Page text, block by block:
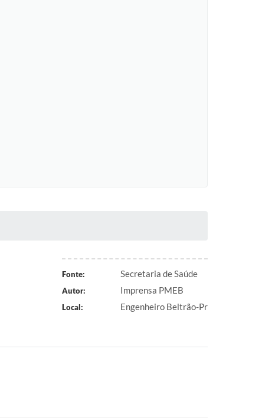
Fonte: Secretaria de Saúde
Autor: Imprensa PMEB
Local: Engenheiro Beltrão-Pr